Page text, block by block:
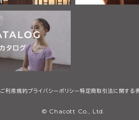
ご利用規約プライバシーポリシー 特定商取引法に関する
© Chacott Co., Ltd.